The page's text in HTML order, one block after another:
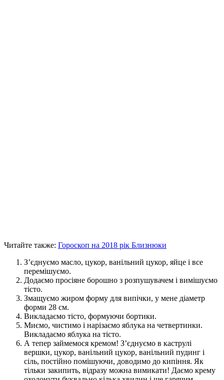
Читайте также: Гороскоп на 2018 рік Близнюки
З’єднуємо масло, цукор, ванільний цукор, яйце і все
перемішуємо.
Додаємо просіяне борошно з розпушувачем і вимішуємо
тісто.
Змащуємо жиром форму для випічки, у мене діаметр
форми 28 см.
Викладаємо тісто, формуючи бортики.
Миємо, чистимо і нарізаємо яблука на четвертинки.
Викладаємо яблука на тісто.
А тепер займемося кремом! З’єднуємо в каструлі
вершки, цукор, ванільний цукор, ванільний пудинг і
сіль, постійно помішуючи, доводимо до кипіння. Як
тільки закипить, відразу можна вимикати! Даємо крему